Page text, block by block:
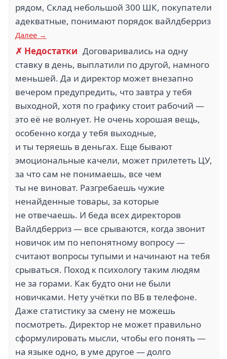
рядом, Склад небольшой 300 ШК, покупатели
адекватные, понимают порядок вайлдберриз
Далее →
✗ Недостатки Договаривались на одну
ставку в день, выплатили по другой, намного
меньшей. Да и директор может внезапно
вечером предупредить, что завтра у тебя
выходной, хотя по графику стоит рабочий —
это её не волнует. Не очень хорошая вещь,
особенно когда у тебя выходные,
и ты теряешь в деньгах. Еще бывают
эмоциональные качели, может прилететь ЦУ,
за что сам не понимаешь, все чем
ты не виноват. Разгребаешь чужие
ненайденные товары, за которые
не отвечаешь. И беда всех директоров
Вайлдберриз — все срываются, когда звонит
новичок им по непонятному вопросу —
считают вопросы тупыми и начинают на тебя
срываться. Поход к психологу таким людям
не за горами. Как будто они не были
новичками. Нету учётки по ВБ в телефоне.
Даже статистику за смену не можешь
посмотреть. Директор не может правильно
сформулировать мысли, чтобы его понять —
на языке одно, в уме другое — долго